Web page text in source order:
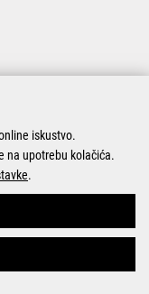
iskustvo.
na upotrebu kolačića.
.